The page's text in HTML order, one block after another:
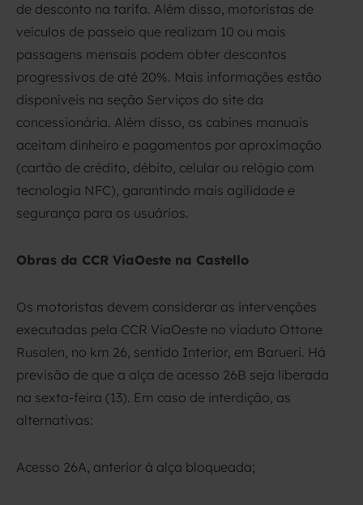
de desconto na tarifa. Além disso, motoristas de
veículos de passeio que realizam 10 ou mais
passagens mensais podem obter descontos
progressivos de até 20%. Mais informações estão
disponíveis na seção Serviços do site da
concessionária. Além disso, as cabines manuais
aceitam dinheiro e pagamentos por aproximação
(cartão de crédito, débito, celular ou relógio com
tecnologia NFC), garantindo mais agilidade e
segurança para os usuários.
Obras da CCR ViaOeste na Castello
Os motoristas devem considerar as intervenções
executadas pela CCR ViaOeste no viaduto Ottone
Rusalen, no km 26, sentido Interior, em Barueri. Há
previsão de que a alça de acesso 26B seja liberada
na sexta-feira (13). Em caso de interdição, as
alternativas:
Acesso 26A, anterior à alça bloqueada;